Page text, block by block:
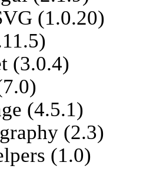
(1.0.20)
(3.0.4)
(4.5.1)
(2.3)
(1.0)